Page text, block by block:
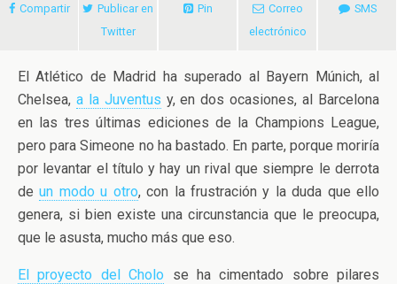
Compartir
Publicar en
Twitter
Pin
Correo
electrónico
SMS
El Atlético de Madrid ha superado al Bayern Múnich, al
Chelsea, a la Juventus y, en dos ocasiones, al Barcelona
en las tres últimas ediciones de la Champions League,
pero para Simeone no ha bastado. En parte, porque moriría
por levantar el título y hay un rival que siempre le derrota
deun modo u otro, con la frustración y la duda que ello
genera, si bien existe una circunstancia que le preocupa,
que le asusta, mucho más que eso.
El proyecto del Cholo se ha cimentado sobre pilares